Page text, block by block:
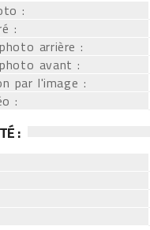
:
:
arrière :
avant :
par l'image :
:
: